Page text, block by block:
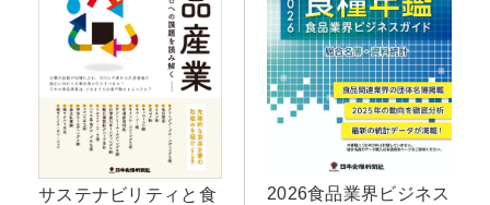
サステナビリティと食
2026食品業界ビジネス